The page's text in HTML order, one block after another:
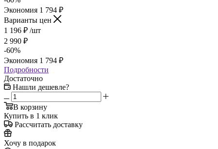
Экономия 1 794 ₽
Варианты цен
1 196 ₽ /шт
2 990 ₽
-60%
Экономия 1 794 ₽
Подробности
Достаточно
Нашли дешевле?
В корзину
Купить в 1 клик
Рассчитать доставку
Хочу в подарок